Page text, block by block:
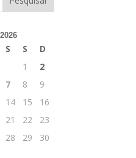
S S
D
1
2
7 8
9
14 15
16
21 22
23
28 29
30